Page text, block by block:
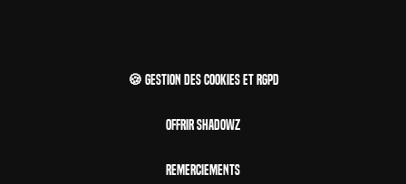
🍪 Gestion des cookies et RGPD
Offrir Shadowz
Remerciements